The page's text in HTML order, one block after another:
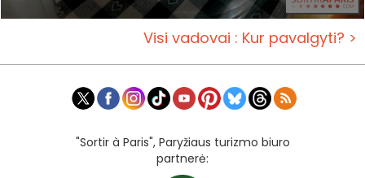
Visi vadovai : Kur pavalgyti? >
"Sortir à Paris", Paryžiaus turizmo biuro
partnerė: